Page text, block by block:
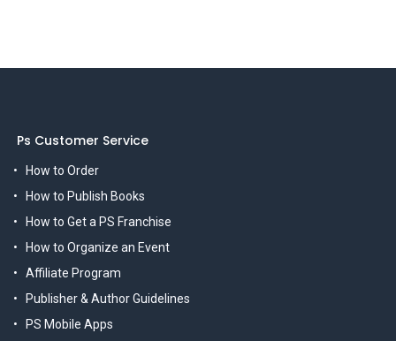
Ps Customer Service
How to Order
How to Publish Books
How to Get a PS Franchise
How to Organize an Event
Affiliate Program
Publisher & Author Guidelines
PS Mobile Apps